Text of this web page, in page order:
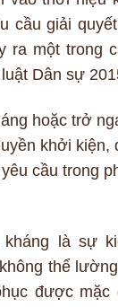
cầu giải
ra một trong
Dân sự
hoặc trở
khởi kiện,
cầu trong
là sự
thể
được mặc